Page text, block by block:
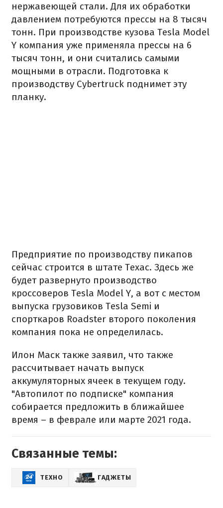
нержавеющей стали. Для их обработки
давлением потребуются прессы на 8 тысяч
тонн. При производстве кузова Tesla Model
Y компания уже применяла прессы на 6
тысяч тонн, и они считались самыми
мощными в отрасли. Подготовка к
производству Cybertruck поднимет эту
планку.
Предприятие по производству пикапов
сейчас строится в штате Техас. Здесь же
будет развернуто производство
кроссоверов Tesla Model Y, а вот с местом
выпуска грузовиков Tesla Semi и
спорткаров Roadster второго поколения
компания пока не определилась.
Илон Маск также заявил, что также
рассчитывает начать выпуск
аккумуляторных ячеек в текущем году.
"Автопилот по подписке" компания
собирается предложить в ближайшее
время – в феврале или марте 2021 года.
Связанные темы:
ТЕХНО ГАДЖЕТЫ